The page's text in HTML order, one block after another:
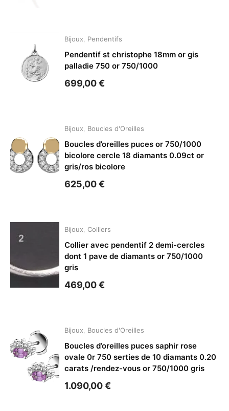
Bijoux Pendentifs
Pendentif st christophe 18mm or gis
palladie 750 or 750/1000
699,00€
Bijoux Boucles d'Oreilles
Boucles d’oreilles puces or 750/1000
bicolore cercle 18 diamants 0.09ct or
gris/ros bicolore
625,00€
Bijoux Colliers
Collier avec pendentif 2 demi-cercles
dont 1 pave de diamants or 750/1000
gris
469,00€
Bijoux Boucles d'Oreilles
Boucles d’oreilles puces saphir rose
ovale 0r 750 serties de 10 diamants 0.20
carats /rendez-vous or 750/1000 gris
1.090,00€